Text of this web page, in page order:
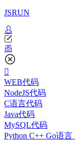
JSRUN
WEB代码
NodeJS代码
C语言代码
Java代码
MySQL代码
Python C++ Go语言